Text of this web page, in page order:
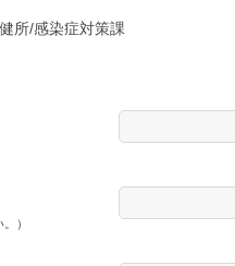
所/感染症対策課
）